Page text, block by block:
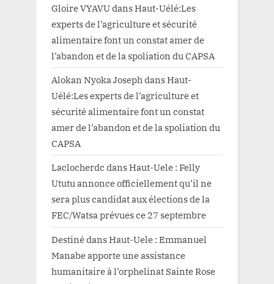
Gloire VYAVUdansHaut-Uélé:Les
experts de l’agriculture et sécurité
alimentaire font un constat amer de
l’abandon et de la spoliation du CAPSA
Alokan Nyoka JosephdansHaut-
Uélé:Les experts de l’agriculture et
sécurité alimentaire font un constat
amer de l’abandon et de la spoliation du
CAPSA
Laclocherdc dansHaut-Uele : Felly
Ututu annonce officiellement qu’il ne
sera plus candidat aux élections de la
FEC/Watsa prévues ce 27 septembre
DestinédansHaut-Uele : Emmanuel
Manabe apporte une assistance
humanitaire à l’orphelinat Sainte Rose